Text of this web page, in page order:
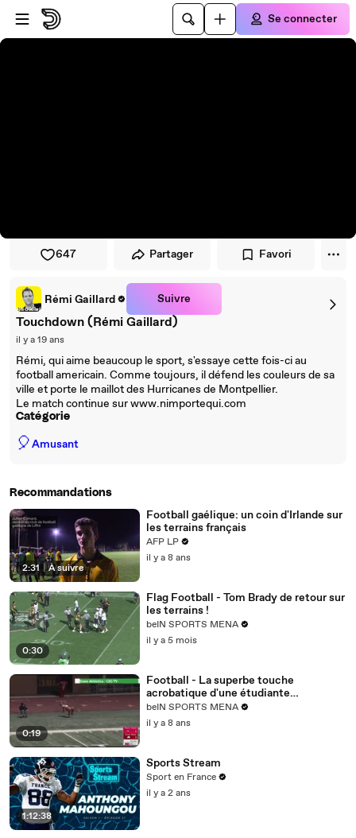
Passer au player
Passer au contenu principal
Se connecter
647 Partager Favori
Rémi Gaillard Suivre
Touchdown (Rémi Gaillard)
il y a 19 ans
Rémi, qui aime beaucoup le sport, s'essaye cette fois-ci au
football americain. Comme toujours, il défend les couleurs de sa
ville et porte le maillot des Hurricanes de Montpellier.
Le match continue sur www.nimportequi.com
Catégorie
🎈Amusant
Recommandations
2:31 | À suivre
Football gaélique: un coin d'Irlande sur
les terrains français
AFP LP
il y a 8 ans
0:30
Flag Football - Tom Brady de retour sur
les terrains !
beIN SPORTS MENA
il y a 5 mois
0:19
Football - La superbe touche
acrobatique d'une étudiante
américaine
beIN SPORTS MENA
il y a 8 ans
1:12:38
Sports Stream
Sport en France
il y a 2 ans